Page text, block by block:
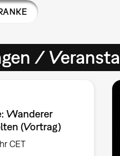
/
Wanderer
(Vortrag)
CET